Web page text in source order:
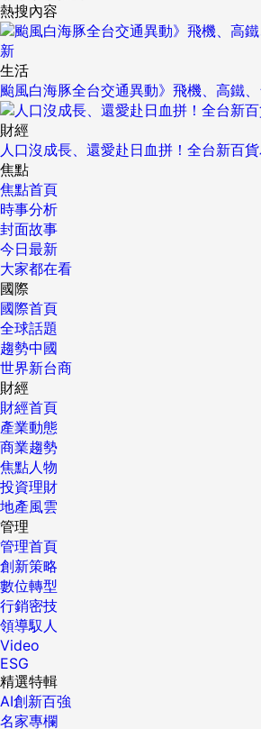
熱搜內容
生活
颱風白海豚全台交通異動》飛機、高鐵
財經
人口沒成長、還愛赴日血拼！全台新百
焦點
焦點首頁
時事分析
封面故事
今日最新
大家都在看
國際
國際首頁
全球話題
趨勢中國
世界新台商
財經
財經首頁
產業動態
商業趨勢
焦點人物
投資理財
地產風雲
管理
管理首頁
創新策略
數位轉型
行銷密技
領導馭人
Video
ESG
精選特輯
AI創新百強
名家專欄